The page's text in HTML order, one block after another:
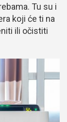
Tu su i
koji će ti na
ili očistiti